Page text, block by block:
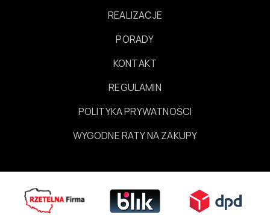
REALIZACJE
PORADY
KONTAKT
REGULAMIN
POLITYKA PRYWATNOŚCI
WYGODNE RATY NA ZAKUPY